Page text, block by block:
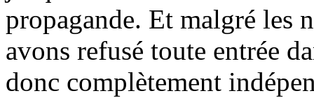
propagande. Et malgré les
avons refusé toute entrée
donc complètement